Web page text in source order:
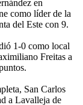
en
como líder de la
del Este con 9.
1-0 como local
Freitas a
San Carlos
a Lavalleja de